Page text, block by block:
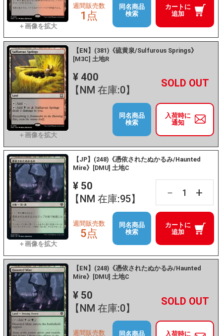
カートに
追加
週間販売数
1点
同名商品
検索
【EN】(381)《硫黄泉/Sulfurous Springs》
[M3C] 土地R
¥ 400
【NM 在庫:0】
－ +
入荷時に
通知
同名商品
検索
【JP】(248)《憑依されたぬかるみ/Haunted
Mire》[DMU] 土地C
¥ 50
【NM 在庫:95】
－ +
カートに
追加
週間販売数
5点
同名商品
検索
【EN】(248)《憑依されたぬかるみ/Haunted
Mire》[DMU] 土地C
¥ 50
【NM 在庫:0】
－ +
入荷時に
週間販売数 同名商品